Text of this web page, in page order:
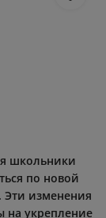
школьники
по новой
Эти изменения
на укрепление